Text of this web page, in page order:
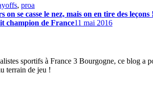
, proa
se casse le nez, mais on en tire des leçons
champion de France11 mai 2016
sportifs à France 3 Bourgogne, ce blog
terrain de jeu !